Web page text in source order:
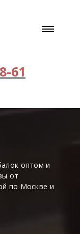
61
оптом и
от
по Москве и